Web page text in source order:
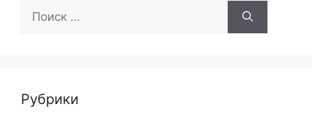
Рубрики